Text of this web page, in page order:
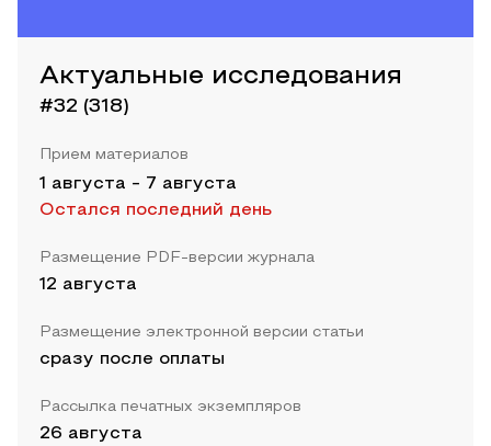
Актуальные исследования
#32 (318)
Прием материалов
1 августа - 7 августа
Остался последний день
Размещение PDF-версии журнала
12 августа
Размещение электронной версии статьи
сразу после оплаты
Рассылка печатных экземпляров
26 августа